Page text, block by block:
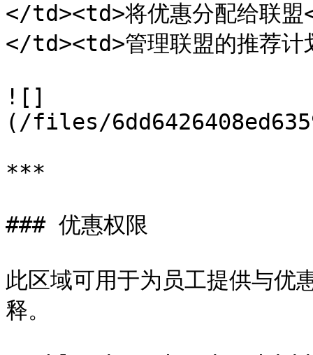
</td><td>将优惠分配给联
</td><td>管理联盟的推
![]
(/files/
***
### 优惠权限
此区域可用于为员工提供与优
释。